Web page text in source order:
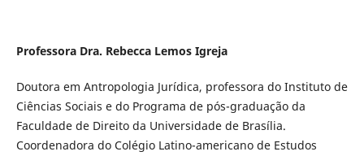
Professora Dra. Rebecca Lemos Igreja
Doutora em Antropologia Jurídica, professora do Instituto de
Ciências Sociais e do Programa de pós-graduação da
Faculdade de Direito da Universidade de Brasília.
Coordenadora do Colégio Latino-americano de Estudos